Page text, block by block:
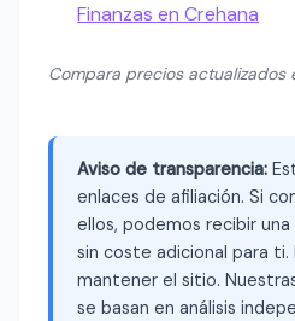
Finanzas en Crehana
Compara precios actualizados
Aviso de transparencia:
enlaces de afiliación. Si
ellos, podemos recibir
sin coste adicional para ti.
mantener el sitio.
se basan en análisis